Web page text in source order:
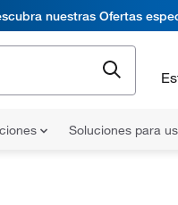
nuestras Ofertas
Soluciones para